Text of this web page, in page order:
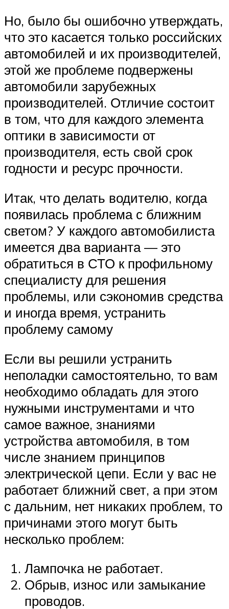
Но, было бы ошибочно утверждать,
что это касается только российских
автомобилей и их производителей,
этой же проблеме подвержены
автомобили зарубежных
производителей. Отличие состоит
в том, что для каждого элемента
оптики в зависимости от
производителя, есть свой срок
годности и ресурс прочности.
Итак, что делать водителю, когда
появилась проблема с ближним
светом? У каждого автомобилиста
имеется два варианта — это
обратиться в СТО к профильному
специалисту для решения
проблемы, или сэкономив средства
и иногда время, устранить
проблему самому
Если вы решили устранить
неполадки самостоятельно, то вам
необходимо обладать для этого
нужными инструментами и что
самое важное, знаниями
устройства автомобиля, в том
числе знанием принципов
электрической цепи. Если у вас не
работает ближний свет, а при этом
с дальним, нет никаких проблем, то
причинами этого могут быть
несколько проблем:
Лампочка не работает.
Обрыв, износ или замыкание
проводов.